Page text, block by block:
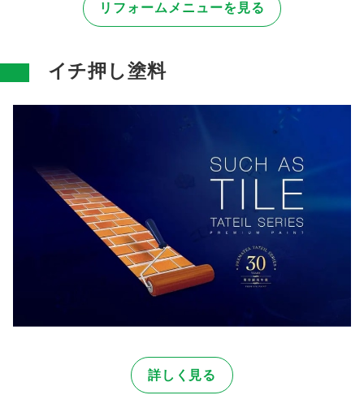
リフォームメニューを見る
イチ押し塗料
詳しく見る